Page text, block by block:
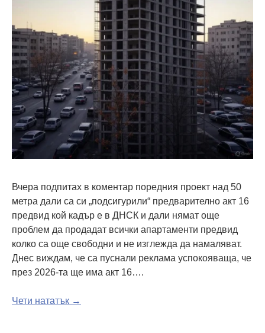
Вчера подпитах в коментар поредния проект над 50
метра дали са си „подсигурили“ предварително акт 16
предвид кой кадър е в ДНСК и дали нямат още
проблем да продадат всички апартаменти предвид
колко са още свободни и не изглежда да намаляват.
Днес виждам, че са пуснали реклама успокояваща, че
през 2026-та ще има акт 16….
Чети нататък →